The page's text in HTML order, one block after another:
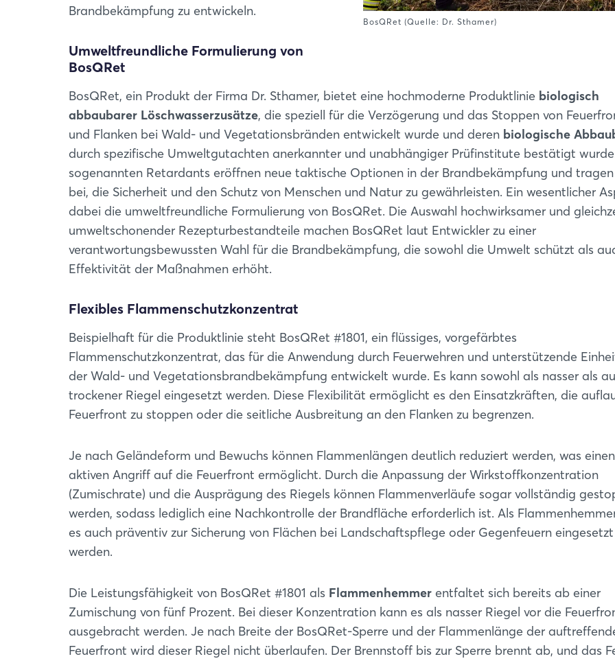
BosQRet (Quelle: Dr. Sthamer)
Brandbekämpfung zu entwickeln.
Umweltfreundliche Formulierung von
BosQRet
BosQRet, ein Produkt der Firma Dr. Sthamer, bietet eine hochmoderne Produktlinie biologisch
abbaubarer Löschwasserzusätze, die speziell für die Verzögerung und das Stoppen von
und Flanken bei Wald- und Vegetationsbränden entwickelt wurde und deren biologische
durch spezifische Umweltgutachten anerkannter und unabhängiger Prüfinstitute bestätigt
sogenannten Retardants eröffnen neue taktische Optionen in der Brandbekämpfung und
bei, die Sicherheit und den Schutz von Menschen und Natur zu gewährleisten. Ein wesentlicher
dabei die umweltfreundliche Formulierung von BosQRet. Die Auswahl hochwirksamer und
umweltschonender Rezepturbestandteile machen BosQRet laut Entwickler zu einer
verantwortungsbewussten Wahl für die Brandbekämpfung, die sowohl die Umwelt schützt als
Effektivität der Maßnahmen erhöht.
Flexibles Flammenschutzkonzentrat
Beispielhaft für die Produktlinie steht BosQRet #1801, ein flüssiges, vorgefärbtes
Flammenschutzkonzentrat, das für die Anwendung durch Feuerwehren und unterstützende
der Wald- und Vegetationsbrandbekämpfung entwickelt wurde. Es kann sowohl als nasser als
trockener Riegel eingesetzt werden. Diese Flexibilität ermöglicht es den Einsatzkräften, die
Feuerfront zu stoppen oder die seitliche Ausbreitung an den Flanken zu begrenzen.
Je nach Geländeform und Bewuchs können Flammenlängen deutlich reduziert werden, was einen
aktiven Angriff auf die Feuerfront ermöglicht. Durch die Anpassung der Wirkstoffkonzentration
(Zumischrate) und die Ausprägung des Riegels können Flammenverläufe sogar vollständig
werden, sodass lediglich eine Nachkontrolle der Brandfläche erforderlich ist. Als
es auch präventiv zur Sicherung von Flächen bei Landschaftspflege oder Gegenfeuern eingesetzt
werden.
Die Leistungsfähigkeit von BosQRet #1801 als Flammenhemmer entfaltet sich bereits ab einer
Zumischung von fünf Prozent. Bei dieser Konzentration kann es als nasser Riegel vor die
ausgebracht werden. Je nach Breite der BosQRet-Sperre und der Flammenlänge der
Feuerfront wird dieser Riegel nicht überlaufen. Der Brennstoff bis zur Sperre brennt ab, und das
Login
Passwort vergessen?
Noch nicht angemeldet?